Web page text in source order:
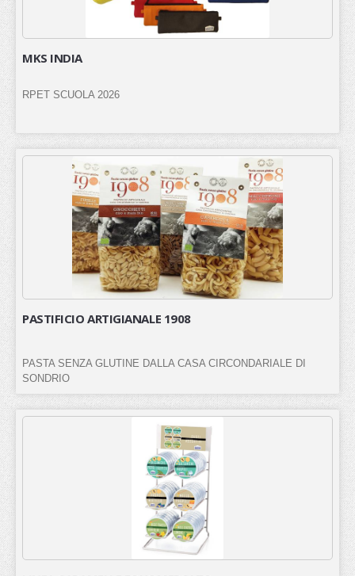
MKS INDIA
RPET SCUOLA 2026
PASTIFICIO ARTIGIANALE 1908
PASTA SENZA GLUTINE DALLA CASA CIRCONDARIALE DI
SONDRIO